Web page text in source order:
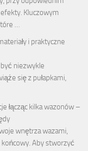
Kluczowym
…
i praktyczne
niezwykle
się z pułapkami,
łącząc kilka wazonów –
wnętrza wazami,
końcowy. Aby stworzyć